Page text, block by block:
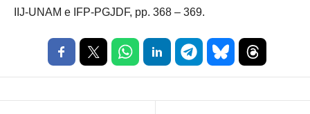
IIJ-UNAM e IFP-PGJDF, pp. 368 – 369.